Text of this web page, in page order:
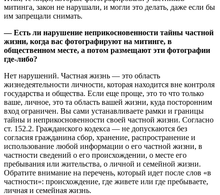
митинга, закон не нарушали, и могли это делать, даже если бы
им запрещали снимать.
— Есть ли нарушение неприкосновенности тайны частной
жизни, когда вас фотографируют на митинге, в
общественном месте, а потом размещают эти фотографии
где-либо?
Нет нарушений. Частная жизнь — это область
жизнедеятельности личности, которая находится вне контроля
государства и общества. Если еще проще, это то что только
ваше, личное, это та область вашей жизни, куда посторонним
вход ограничен. Вы сами устанавливаете рамки и границы
тайны и неприкосновенности своей частной жизни. Согласно
ст. 152.2. Гражданского кодекса — не допускаются без
согласия гражданина сбор, хранение, распространение и
использование любой информации о его частной жизни, в
частности сведений о его происхождении, о месте его
пребывания или жительства, о личной и семейной жизни.
Обратите внимание на перечень, который идет после слов «в
частности»: происхождение, где живете или где пребываете,
личная и семейная жизнь.